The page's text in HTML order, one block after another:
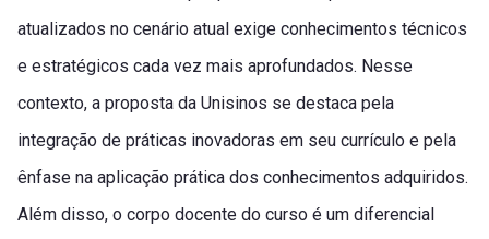
atualizados no cenário atual exige conhecimentos técnicos
e estratégicos cada vez mais aprofundados. Nesse
contexto, a proposta da Unisinos se destaca pela
integração de práticas inovadoras em seu currículo e pela
ênfase na aplicação prática dos conhecimentos adquiridos.
Além disso, o corpo docente do curso é um diferencial